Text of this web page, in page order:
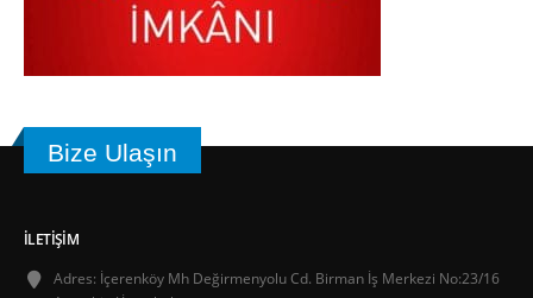
Bize Ulaşın
İLETIŞIM
Adres: İçerenköy Mh Değirmenyolu Cd. Birman İş Merkezi No:23/16